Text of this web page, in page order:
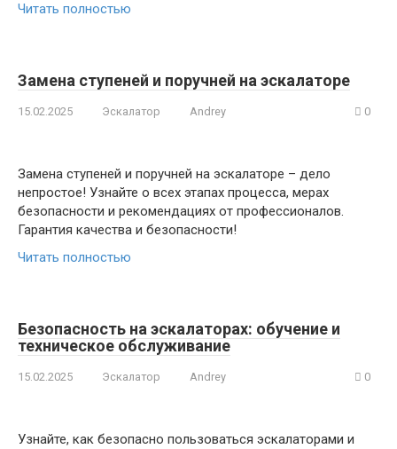
Читать полностью
Замена ступеней и поручней на эскалаторе
15.02.2025 Эскалатор Andrey 0
Замена ступеней и поручней на эскалаторе – дело
непростое! Узнайте о всех этапах процесса, мерах
безопасности и рекомендациях от профессионалов.
Гарантия качества и безопасности!
Читать полностью
Безопасность на эскалаторах: обучение и
техническое обслуживание
15.02.2025 Эскалатор Andrey 0
Узнайте, как безопасно пользоваться эскалаторами и